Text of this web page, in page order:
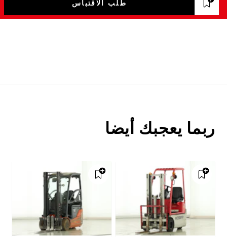
ربما يعجبك أيضا